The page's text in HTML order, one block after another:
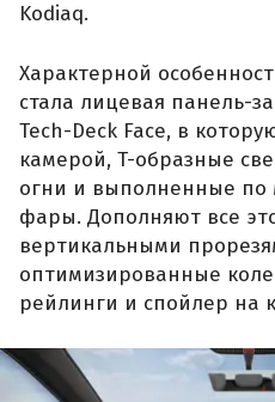
Kodiaq.
Характерной
стала лицевая панель-
Tech-Deck Face, в
камерой, T-образные
огни и выполненные по
фары. Дополняют все
вертикальными
оптимизированные
рейлинги и спойлер на